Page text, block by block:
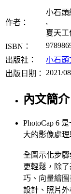
作者：
小石頭
,
夏天
ISBN：
出版社：
小石頭
出版日期：
2021/
內文簡介
PhotoCap 6
大的影像處
全圖示化步
更輕鬆，除
巧、向量繪
設計、照片